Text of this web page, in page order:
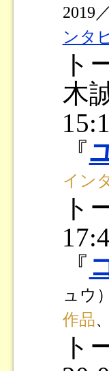
2019
ンタ
ト
木
『
イン
ト
『
ュウ
作品
ト